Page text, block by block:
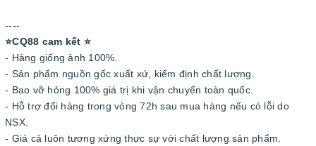
----
⭐️CQ88 cam kết ⭐️
- Hàng giống ảnh 100%.
- Sản phẩm nguồn gốc xuất xứ, kiểm định chất lượng.
- Bao vỡ hỏng 100% giá trị khi vận chuyển toàn quốc.
- Hỗ trợ đổi hàng trong vòng 72h sau mua hàng nếu có lỗi do
NSX.
- Giá cả luôn tương xứng thực sự với chất lượng sản phẩm.